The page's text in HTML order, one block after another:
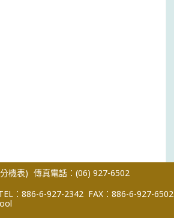
機表) 傳真電話：(06) 927-6502
：886-6-927-2342 FAX：886-6-927-6502